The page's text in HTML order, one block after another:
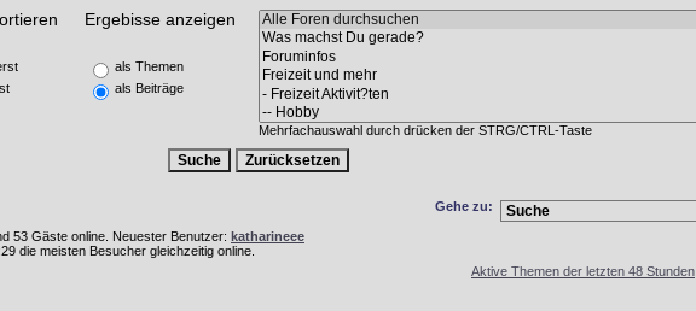
Ergebisse anzeigen
Mehrfachauswahl durch drücken der STRG/CTRL-Taste
als Themen
als Beiträge
Gehe zu:
53 Gäste online. Neuester Benutzer: katharineee
die meisten Besucher gleichzeitig online.
Aktive Themen der letzten 48 Stunden